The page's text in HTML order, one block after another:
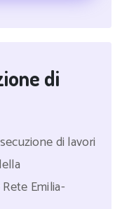
di
di lavori
Emilia-